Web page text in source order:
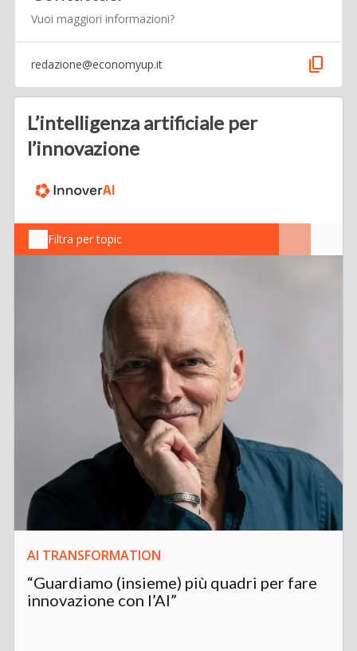
Vuoi maggiori informazioni?
redazione@economyup.it content_copy
L’intelligenza artificiale per
l’innovazione
Filtra per topic
AI TRANSFORMATION
“Guardiamo (insieme) più quadri per fare
innovazione con l’AI”